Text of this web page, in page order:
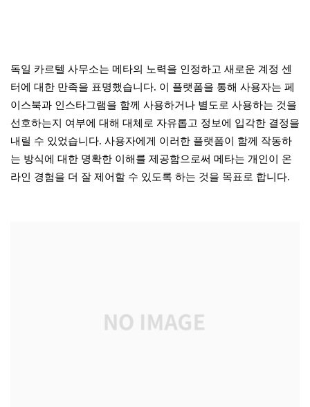
독일 카르텔 사무소는 메타의 노력을 인정하고 새로운 계정 센
터에 대한 만족을 표명했습니다. 이 플랫폼을 통해 사용자는 페
이스북과 인스타그램을 함께 사용하거나 별도로 사용하는 것을
선호하는지 여부에 대해 대체로 자유롭고 정보에 입각한 결정을
내릴 수 있었습니다. 사용자에게 이러한 플랫폼이 함께 작동하
는 방식에 대한 명확한 이해를 제공함으로써 메타는 개인이 온
라인 경험을 더 잘 제어할 수 있도록 하는 것을 목표로 합니다.